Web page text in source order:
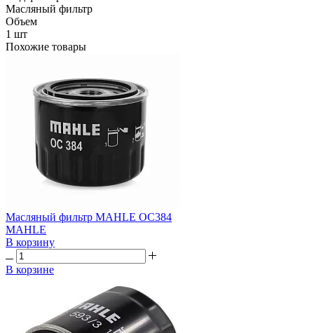
Масляный фильтр
Объем
1 шт
Похожие товары
Масляный фильтр MAHLE OC384
MAHLE
В корзину
В корзине